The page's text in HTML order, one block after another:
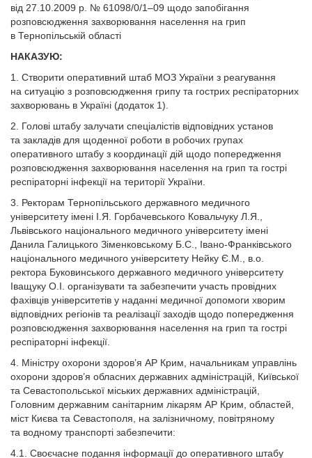
від 27.10.2009 р. № 61098/0/1–09 щодо запобігання
розповсюдження захворювання населення на грип
в Тернопільській області
НАКАЗУЮ:
1. Створити оперативний штаб МОЗ України з реагування
на ситуацію з розповсюдження грипу та гострих респіраторних
захворювань в Україні (додаток 1).
2. Голові штабу залучати спеціалістів відповідних установ
та закладів для щоденної роботи в робочих групах
оперативного штабу з координації дій щодо попередження
розповсюдження захворювання населення на грип та гострі
респіраторні інфекції на території України.
3. Ректорам Тернопільського державного медичного
університету імені І.Я. Горбачевського Ковальчуку Л.Я.,
Львівського національного медичного університету імені
Данила Галицького Зіменковському Б.С., Івано-Франківського
національного медичного університету Нейку Є.М., в.о.
ректора Буковинського державного медичного університету
Іващуку О.І. організувати та забезпечити участь провідних
фахівців університетів у наданні медичної допомоги хворим
відповідних регіонів та реалізації заходів щодо попередження
розповсюдження захворювання населення на грип та гострі
респіраторні інфекції.
4. Міністру охорони здоров’я АР Крим, начальникам управлінь
охорони здоров’я обласних державних адміністрацій, Київської
та Севастопольської міських державних адміністрацій,
Головним державним санітарним лікарям АР Крим, областей,
міст Києва та Севастополя, на залізничному, повітряному
та водному транспорті забезпечити:
4.1. Своєчасне подання інформації до оперативного штабу